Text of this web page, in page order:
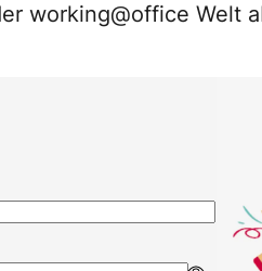
working@office Welt